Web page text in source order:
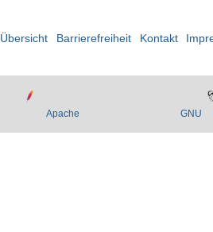
Übersicht Barrierefreiheit Kontakt
Apache GNU